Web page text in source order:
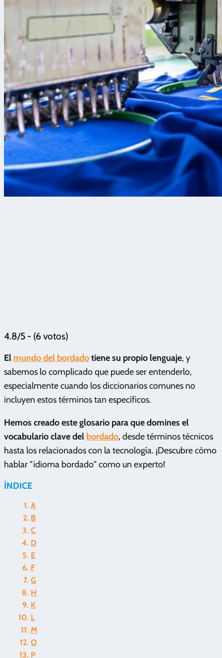
4.8/5 - (6 votos)
El mundo del bordadotiene su propio lenguaje, y
sabemos lo complicado que puede ser entenderlo,
especialmente cuando los diccionarios comunes no
incluyen estos términos tan específicos.
Hemos creado este glosario para que domines el
vocabulario clave del bordado, desde términos técnicos
hasta los relacionados con la tecnología. ¡Descubre cómo
hablar "idioma bordado" como un experto!
ÍNDICE
A
B
C
D
E
F
G
H
K
L
M
O
P